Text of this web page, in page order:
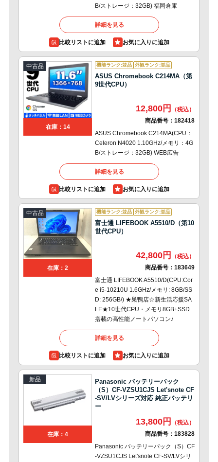
B/ストレージ：32GB) 福岡倉庫
詳細を見る
比較リストに追加
中古品
在庫：14
機能ランク:並品 外観ランク:並品
ASUS Chromebook C214MA（第
9世代CPU）
12,800円
商品番号： 182418
ASUS Chromebook C214MA(CPU：
Celeron N4020 1.10GHz/メモリ：4G
B/ストレージ：32GB) WEB広告
詳細を見る
比較リストに追加
中古品
在庫：2
機能ランク:並品 外観ランク:並品
富士通 LIFEBOOK A5510/D（第10
世代CPU）
42,800円
商品番号： 183649
富士通 LIFEBOOK A5510/D(CPU:Cor
e i5-10210U 1.6GHz/メモリ: 8GB/SS
D: 256GB/) ★巣鴨店☆新生活応援SA
LE★10世代CPU・メモリ8GB+SSD
搭載の高性能ノートパソコン♪
詳細を見る
比較リストに追加
新品
在庫：4
Panasonic バッテリーパック
（S）CF-VZSU1CJS Let'snote CF
-SV/LVシリーズ対応 純正バッテリ
ー
13,800円
商品番号： 183828
Panasonic バッテリーパック（S）CF
-VZSU1CJS Let'snote CF-SV/LVシリ